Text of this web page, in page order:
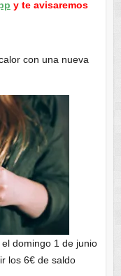
y te avisaremos
con una nueva
domingo 1 de junio
los 6€ de saldo